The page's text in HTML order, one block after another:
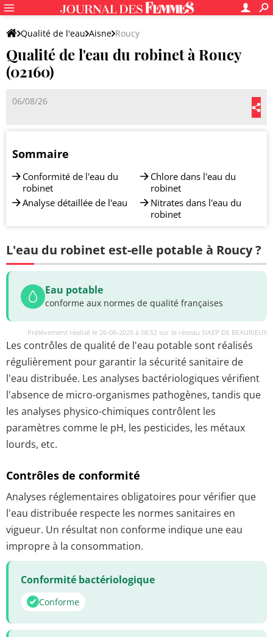
Qualité de l'eau Aisne Roucy
Qualité de l'eau du robinet à Roucy
(02160)
06/08/26
Sommaire
Conformité de l'eau du
robinet
Analyse détaillée de l'eau
Chlore dans l'eau du
robinet
Nitrates dans l'eau du
robinet
L'eau du robinet est-elle potable à Roucy ?
Eau potable
conforme aux normes de qualité françaises
Prélèvement réalisé le 26-06-2025 à 08:52 sur le réseau SIAEP DE BEAURIEUX
Les contrôles de qualité de l'eau potable sont réalisés
régulièrement pour garantir la sécurité sanitaire de
l'eau distribuée. Les analyses bactériologiques vérifient
l'absence de micro-organismes pathogènes, tandis que
les analyses physico-chimiques contrôlent les
paramètres comme le pH, les pesticides, les métaux
lourds, etc.
Contrôles de conformité
Analyses réglementaires obligatoires pour vérifier que
l'eau distribuée respecte les normes sanitaires en
vigueur. Un résultat non conforme indique une eau
impropre à la consommation.
Conformité bactériologique
Conforme